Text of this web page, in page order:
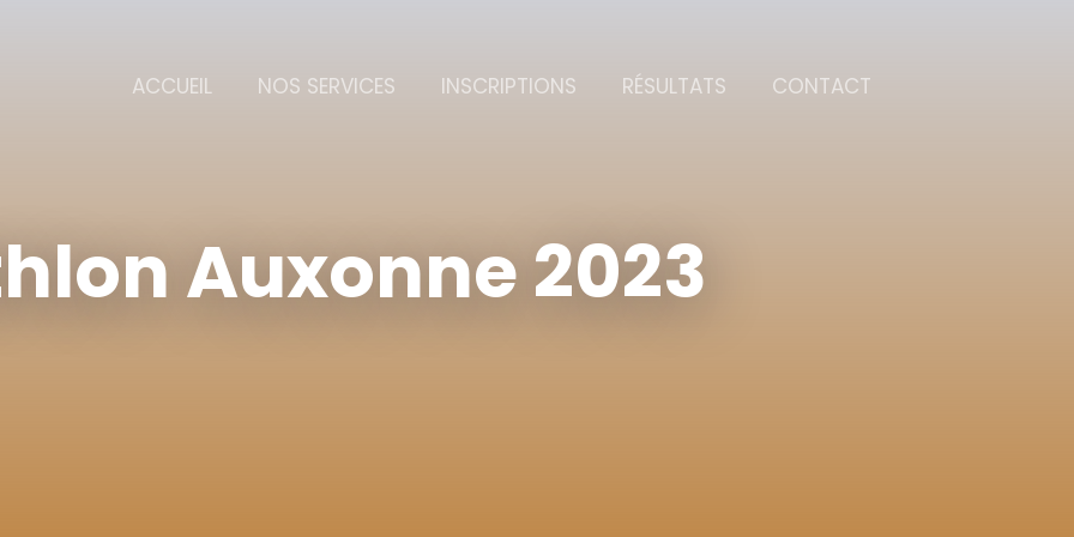
ACCUEIL NOS SERVICES INSCRIPTIONS RÉSULTATS CONTACT
Auxonne 2023